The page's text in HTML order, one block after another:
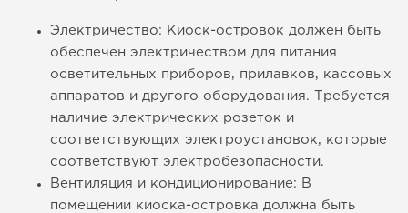
Электричество: Киоск-островок должен быть
обеспечен электричеством для питания
осветительных приборов, прилавков, кассовых
аппаратов и другого оборудования. Требуется
наличие электрических розеток и
соответствующих электроустановок, которые
соответствуют электробезопасности.
Вентиляция и кондиционирование: В
помещении киоска-островка должна быть